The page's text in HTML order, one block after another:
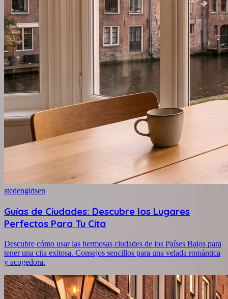
stedengidsen
Guías de Ciudades: Descubre los Lugares
Perfectos Para Tu Cita
Descubre cómo usar las hermosas ciudades de los Países Bajos para
tener una cita exitosa. Consejos sencillos para una velada romántica
y acogedora.